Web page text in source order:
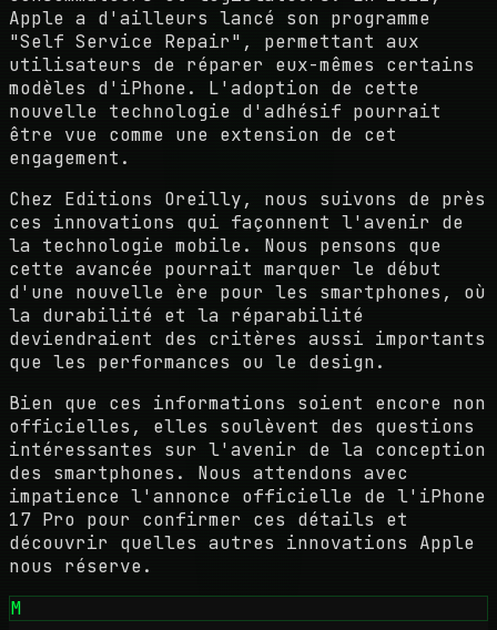
Apple a d'ailleurs lancé son programme
"Self Service Repair", permettant aux
utilisateurs de réparer eux-mêmes certains
modèles d'iPhone. L'adoption de cette
nouvelle technologie d'adhésif pourrait
être vue comme une extension de cet
engagement.
Chez Editions Oreilly, nous suivons de près
ces innovations qui façonnent l'avenir de
la technologie mobile. Nous pensons que
cette avancée pourrait marquer le début
d'une nouvelle ère pour les smartphones, où
la durabilité et la réparabilité
deviendraient des critères aussi importants
que les performances ou le design.
Bien que ces informations soient encore non
officielles, elles soulèvent des questions
intéressantes sur l'avenir de la conception
des smartphones. Nous attendons avec
impatience l'annonce officielle de l'iPhone
17 Pro pour confirmer ces détails et
découvrir quelles autres innovations Apple
nous réserve.
M